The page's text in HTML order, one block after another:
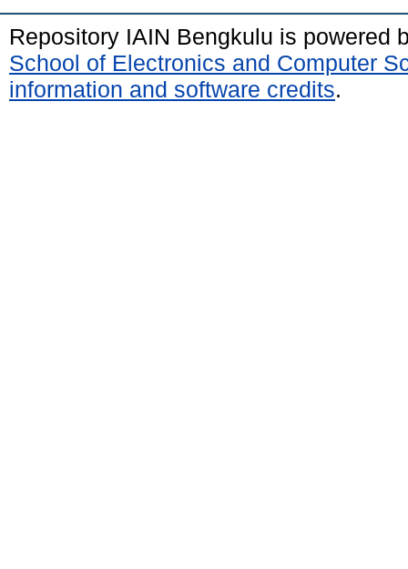
Repository IAIN Bengkulu is powered
School of Electronics and Computer
information and software credits.